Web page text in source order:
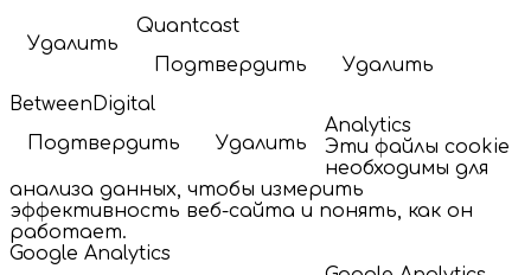
Удалить
Quantcast
Подтвердить
Удалить
BetweenDigital
Подтвердить
Удалить
Analytics
Эти файлы cookie
необходимы для
анализа данных, чтобы измерить
эффективность веб-сайта и понять, как он
работает.
Google Analytics